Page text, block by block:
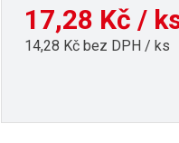
17,28 Kč /
14,28 Kč bez DPH / ks